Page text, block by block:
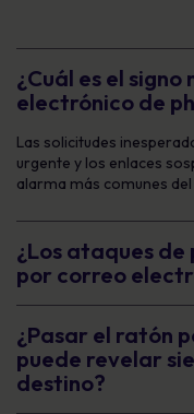
¿Cuál es el
electrónico de
Las solicitudes
urgente y los enlaces
alarma más comunes del
¿Los ataques de
por correo
¿Pasar el ratón
puede revelar
destino?